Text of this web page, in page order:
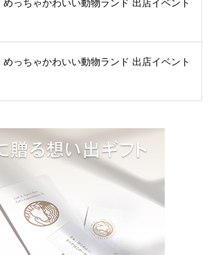
めっちゃかわいい動物ランド 出店イベント
めっちゃかわいい動物ランド 出店イベント